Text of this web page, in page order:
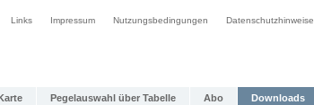
Links Impressum Nutzungsbedingungen Datenschutzhinweise
Pegelauswahl über Tabelle Abo Downloads